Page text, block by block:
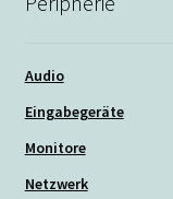
Audio
Eingabegeräte
Monitore
Netzwerk